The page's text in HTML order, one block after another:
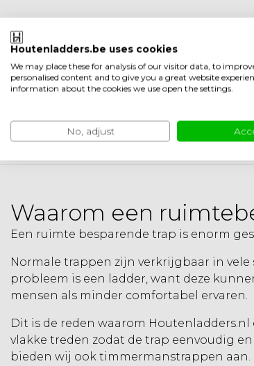
Waarom een
Een ruimte besparende trap is enorm
Normale trappen zijn verkrijgbaar in
probleem is een
ladder, want deze
mensen als minder comfortabel ervaren.
Dit is de reden waarom
vlakke treden zodat de trap eenvoudig
bieden wij ook timmermanstrappen
Houtenladders.be uses cookies
We may place these for analysis of our visitor data, to
personalised content and to give you a great website
information about the cookies we use open the settings.
No, adjust